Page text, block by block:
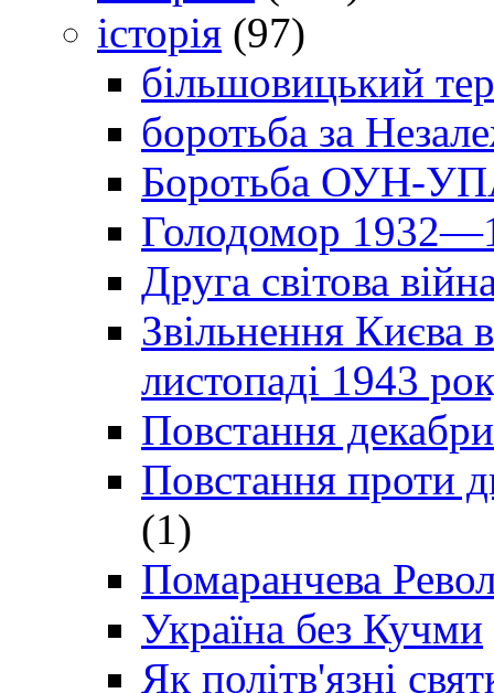
історія (97)
більшовицький
боротьба за
Боротьба ОУН-УПА
Голодомор
Друга світова
Звільнення Києва
листопаді 1943
Повстання
Повстання проти
(1)
Помаранчева
Україна без Кучми
Як політв'язні